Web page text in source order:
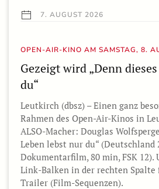
7. AUGUST 2026
OPEN-AIR-KINO AM SAMSTAG, 8.
Gezeigt wird „Denn
du“
Leutkirch (dbsz) – Einen ganz
Rahmen des Open-Air-Kinos in
ALSO-Macher: Douglas
Leben lebst nur du“ (Deutschland
Dokumentarfilm, 80 min, FSK 12).
Link-Balken in der rechten Spalte
Trailer (Film-Sequenzen).